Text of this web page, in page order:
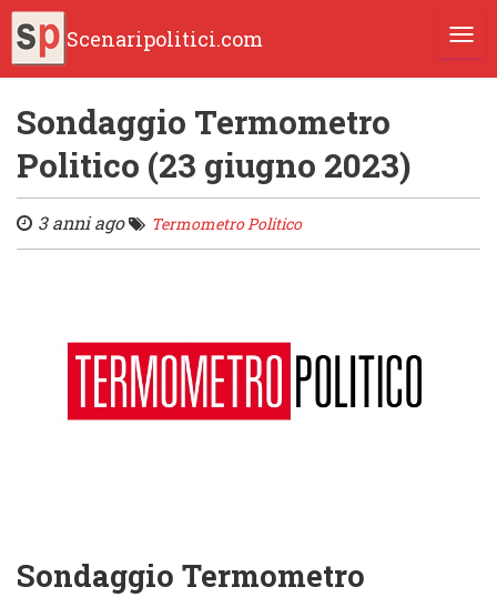
Scenaripolitici.com
Sondaggio Termometro
Politico (23 giugno 2023)
3 anni ago Termometro Politico
Sondaggio Termometro